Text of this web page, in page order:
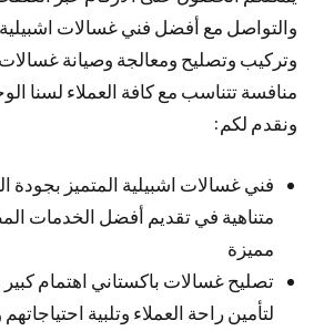
والتواصل مع أفضل فني غسالات
وتركيب وتصليح ومعالجة وصيانة
منافسة تتناسب مع كافة العملاء لسنا
ونقدم لكم:
فني غسالات اشبيلية المتميز بجودة
متناهية في تقديم أفضل الخدمات
مميزة
تصليح غسالات باكستاني اهتمام كبير
لتأمين راحة العملاء وتلبية